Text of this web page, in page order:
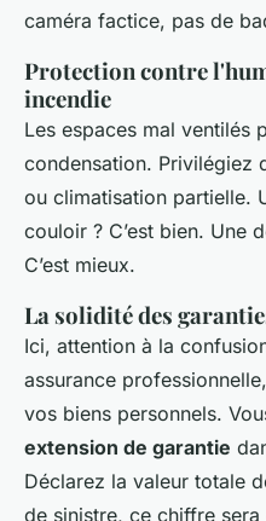
caméra factice, pas de
Protection contre
incendie
Les espaces mal ventilés
condensation. Privilégiez
ou climatisation partielle.
couloir ? C’est bien. Une
C’est mieux.
La solidité des
Ici, attention à la
assurance
vos biens personnels.
extension de garantie
Déclarez la valeur totale
de sinistre, ce chiffre